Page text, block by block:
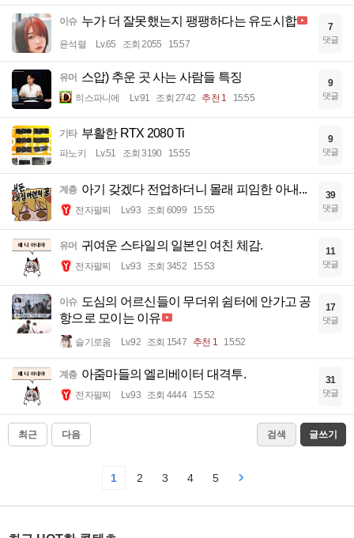
이슈 누가 더 잘못했는지 팽팽하다는 유도시합
윤석렬 Lv.65 조회 2055 15:57
7
댓글
유머 스압) 추운 곳 사는 사람들 특징
히스파니에 Lv.91 조회 2742 추천 1 15:55
9
댓글
기타 부활한 RTX 2080 Ti
파노키 Lv.51 조회 3190 15:55
9
댓글
계층 아기 갖겠다 전업하더니 몰래 피임한 아내...
전자팔찌 Lv.93 조회 6099 15:55
39
댓글
유머 귀여운 스타일의 일본인 여친 체감.
전자팔찌 Lv.93 조회 3452 15:53
11
댓글
이슈 도심의 어르신들이 무더위 쉼터에 안가고 공
항으로 모이는 이유
슬기로움 Lv.92 조회 1547 추천 1 15:52
17
댓글
계층 아줌마들의 엘리베이터 대격투.
전자팔찌 Lv.93 조회 4444 15:52
31
댓글
최근 다음 검색 글쓰기
1 2 3 4 5